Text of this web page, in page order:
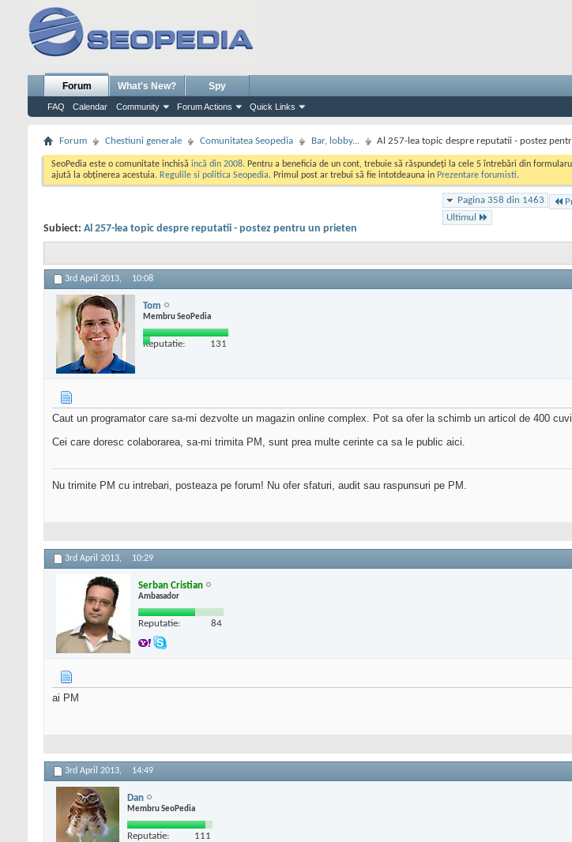
Forum
FAQ Calendar Community Forum Actions Quick Links
What's New? Spy
Forum Chestiuni generale Comunitatea Seopedia Bar, lobby... Al 257-lea topic despre reputatii - postez
SeoPedia este o comunitate inchisă incă din 2008. Pentru a beneficia de un cont, trebuie să răspundeți la cele 5 întrebări din
ajută la obținerea acestuia. Regulile si politica Seopedia. Primul post ar trebui să fie intotdeauna in Prezentare forumisti.
Pagina 358 din 1463
Ultimul
Subiect: Al 257-lea topic despre reputatii - postez pentru un prieten
3rd April 2013, 10:08
Tom
Membru SeoPedia
Reputatie: 131
Caut un programator care sa-mi dezvolte un magazin online complex. Pot sa ofer la schimb un articol de 400
Cei care doresc colaborarea, sa-mi trimita PM, sunt prea multe cerinte ca sa le public aici.
Nu trimite PM cu intrebari, posteaza pe forum! Nu ofer sfaturi, audit sau raspunsuri pe PM.
3rd April 2013, 10:29
Serban Cristian
Ambasador
Reputatie: 84
ai PM
3rd April 2013, 14:49
Dan
Membru SeoPedia
Reputatie: 111